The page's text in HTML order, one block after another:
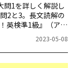
問1を詳しく解説し
2と3。長文読解の
英検準1級』（アル
きましょう。2023-05-08